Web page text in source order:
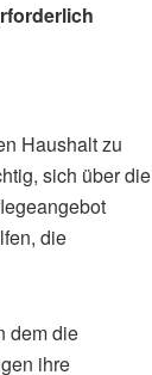
Haushalt zu
sich über die
die
dem die
ihre